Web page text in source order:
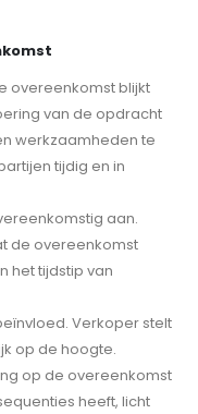
overeenkomst blijkt
van de opdracht
werkzaamheden te
tijdig en in
aan.
de overeenkomst
het tijdstip van
Verkoper stelt
op de hoogte.
op de overeenkomst
heeft, licht